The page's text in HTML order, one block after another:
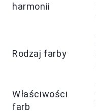
harmonii
Rodzaj farby
Właściwości
farb